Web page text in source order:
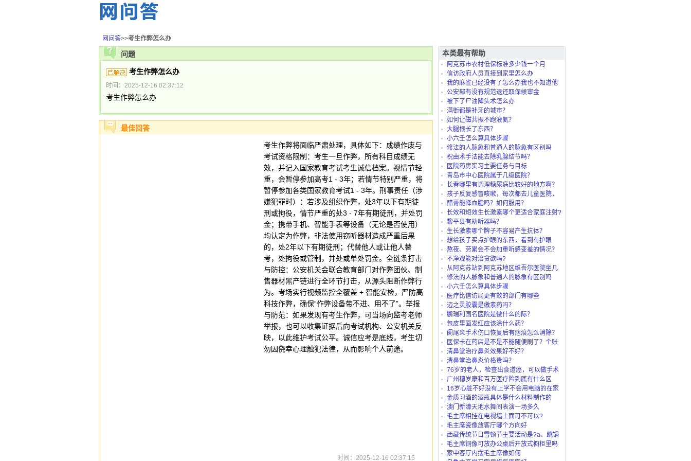
网问答>>考生作弊怎么办
问题
考生作弊怎么办
时间：2025-12-16 02:37:12
考生作弊怎么办
最佳回答
考生作弊将面临严肃处理，具体如下：成绩作废与
考试资格限制：考生一旦作弊，所有科目成绩无
效，并记入国家教育考试考生诚信档案。视情节轻
重，会暂停参加高考1 - 3年；若情节特别严重，将
暂停参加各类国家教育考试1 - 3年。刑事责任（涉
嫌犯罪时）：若涉及组织作弊，处3年以下有期徒
刑或拘役，情节严重的处3 - 7年有期徒刑，并处罚
金；携带手机、智能手表等设备（无论是否使用）
均认定为作弊，非法使用窃听器材造成严重后果
的，处2年以下有期徒刑；代替他人或让他人替
考，处拘役或管制，并处或单处罚金。全链条打击
与防控：公安机关会联合教育部门对作弊团伙、制
售器材黑产链进行全环节打击，从源头阻断作弊行
为。考场实行视频监控全覆盖 + 智能安检，严防高
科技作弊，确保“作弊设备带不进、用不了”。举报
与防范：如果发现有考生作弊，可当场向监考老师
举报，也可以收集证据后向考试机构、公安机关反
映，以此维护考试公平。诚信应考是底线，考生切
勿因侥幸心理触犯法律，从而影响个人前途。
时间：2025-12-16 02:37:15
本类最有帮助
阿克苏市农村低保标准多少钱一个月
信访政府人员直接到家里怎么办
我的麻雀已经没有了怎么办我也不知道他
是怎么死的？
公安部有没有规范退还取保候审金
被下了尸油降头术怎么办
满街都是补牙的城市？
如何让磁共振不跑液氦？
大腿根长了东西？
小六壬怎么算具体步骤
修法的人脉象和普通人的脉象有区别吗
祝由术手法能去除乳腺结节吗？
医院药房实习主要任务与目标
青岛市中心医院属于几级医院？
长春哪里有调理糖尿病比较好的地方啊？
孩子反复感冒咳嗽，每次都去儿童医院，
太折腾了，北
醋膏能降血脂吗？如何服用？
长效和短效生长激素哪个更适合家庭注射?
黎平县有助听器吗？
生长激素哪个牌子不容易产生抗体？
想给孩子买点护眼的东西，看到有护眼
仪、护眼灯、还
熬夜、劳累会不会加重听感变差的情况？
不净观能对治贪欲吗?
从阿克苏站到阿克苏地区维吾尔医院坐几
路公交
修法的人脉象和普通人的脉象有区别吗
小六壬怎么算具体步骤
医疗比信访局更有效的部门有哪些
迈之灵胶囊是缴素药吗？
鹏瑞利国名医院是做什么的际？
包皮里面发红应该涂什么药？
阑尾炎手术伤口恢复后有疤痕怎么消除？
医保卡在药店是不是不能随便刷了？个账
“白名单”是
清鼻堂治疗鼻炎效果好不好？
清鼻堂治鼻炎价格贵吗？
76岁的老人，检查出食道癌，可以做手术
吗？广州穗岁康和百万医疗险到底有什么区
别？有了穗岁还
16岁心脏不好没有上学不会用电脑的在家
里可以上什么
金质习酒的酒瓶具体是什么材料制作的
澳门新濠天地水舞间表演一场多久
毛主席相挂在电视墙上面可不可以?
毛主席瓷像放客厅哪个方向好
西藏传统节日雪顿节主要活动是?a、跳锅
庄b、藏马c、
毛主席铜像可放办公桌后开放式橱柜里吗
家中客厅内摆毛主席像如何